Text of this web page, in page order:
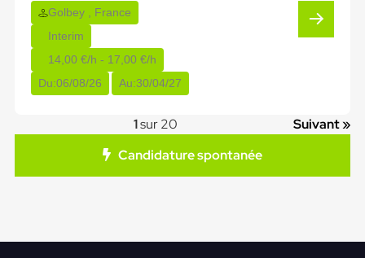
Golbey , France
Interim
14,00 €/h - 17,00 €/h
Du:06/08/26 Au:30/04/27
1sur 20
Suivant »
Candidature spontanée